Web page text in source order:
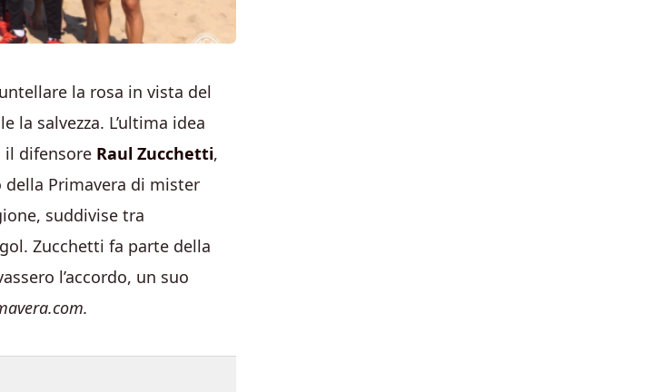
la rosa in vista del
la salvezza. L’ultima idea
il difensore Raul Zucchetti,
della Primavera di mister
suddivise tra
Zucchetti fa parte della
l’accordo, un suo